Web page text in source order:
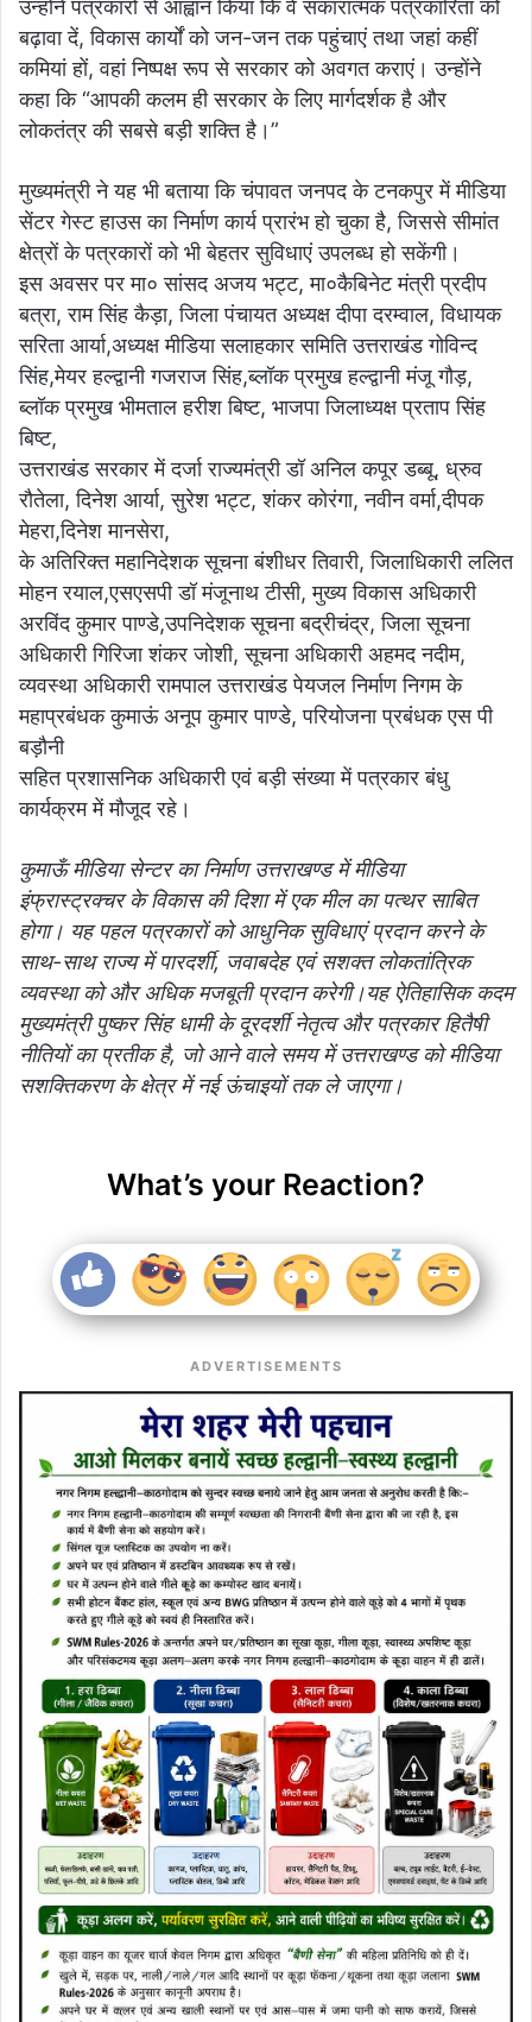
उन्होंने पत्रकारों से आह्वान किया कि वे सकारात्मक पत्रकारिता को
बढ़ावा दें, विकास कार्यों को जन-जन तक पहुंचाएं तथा जहां कहीं
कमियां हों, वहां निष्पक्ष रूप से सरकार को अवगत कराएं। उन्होंने
कहा कि “आपकी कलम ही सरकार के लिए मार्गदर्शक है और
लोकतंत्र की सबसे बड़ी शक्ति है।”
मुख्यमंत्री ने यह भी बताया कि चंपावत जनपद के टनकपुर में मीडिया
सेंटर गेस्ट हाउस का निर्माण कार्य प्रारंभ हो चुका है, जिससे सीमांत
क्षेत्रों के पत्रकारों को भी बेहतर सुविधाएं उपलब्ध हो सकेंगी।
इस अवसर पर मा० सांसद अजय भट्ट, मा०कैबिनेट मंत्री प्रदीप
बत्रा, राम सिंह कैड़ा, जिला पंचायत अध्यक्ष दीपा दरम्वाल, विधायक
सरिता आर्या,अध्यक्ष मीडिया सलाहकार समिति उत्तराखंड गोविन्द
सिंह,मेयर हल्द्वानी गजराज सिंह,ब्लॉक प्रमुख हल्द्वानी मंजू गौड़,
ब्लॉक प्रमुख भीमताल हरीश बिष्ट, भाजपा जिलाध्यक्ष प्रताप सिंह
बिष्ट,
उत्तराखंड सरकार में दर्जा राज्यमंत्री डॉ अनिल कपूर डब्बू, ध्रुव
रौतेला, दिनेश आर्या, सुरेश भट्ट, शंकर कोरंगा, नवीन वर्मा,दीपक
मेहरा,दिनेश मानसेरा,
के अतिरिक्त महानिदेशक सूचना बंशीधर तिवारी, जिलाधिकारी ललित
मोहन रयाल,एसएसपी डॉ मंजूनाथ टीसी, मुख्य विकास अधिकारी
अरविंद कुमार पाण्डे,उपनिदेशक सूचना बद्रीचंद्र, जिला सूचना
अधिकारी गिरिजा शंकर जोशी, सूचना अधिकारी अहमद नदीम,
व्यवस्था अधिकारी रामपाल उत्तराखंड पेयजल निर्माण निगम के
महाप्रबंधक कुमाऊं अनूप कुमार पाण्डे, परियोजना प्रबंधक एस पी
बड़ौनी
सहित प्रशासनिक अधिकारी एवं बड़ी संख्या में पत्रकार बंधु
कार्यक्रम में मौजूद रहे।
कुमाऊँ मीडिया सेन्टर का निर्माण उत्तराखण्ड में मीडिया
इंफ्रास्ट्रक्चर के विकास की दिशा में एक मील का पत्थर साबित
होगा। यह पहल पत्रकारों को आधुनिक सुविधाएं प्रदान करने के
साथ-साथ राज्य में पारदर्शी, जवाबदेह एवं सशक्त लोकतांत्रिक
व्यवस्था को और अधिक मजबूती प्रदान करेगी।यह ऐतिहासिक कदम
मुख्यमंत्री पुष्कर सिंह धामी के दूरदर्शी नेतृत्व और पत्रकार हितैषी
नीतियों का प्रतीक है, जो आने वाले समय में उत्तराखण्ड को मीडिया
सशक्तिकरण के क्षेत्र में नई ऊंचाइयों तक ले जाएगा।
What’s your Reaction?
ADVERTISEMENTS